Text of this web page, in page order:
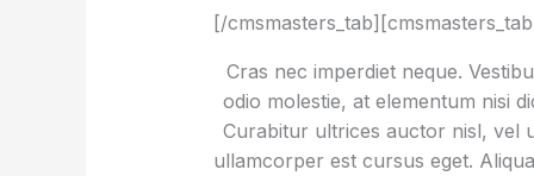
[/
Cras nec imperdiet neque.
odio molestie, at elementum nisi
Curabitur ultrices auctor nisl, vel
ullamcorper est cursus eget.